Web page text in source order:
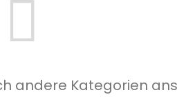
andere Kategorien